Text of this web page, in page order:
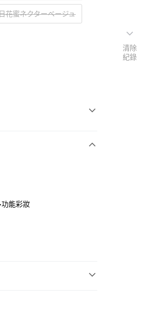
花蜜ネクターベージュ
能彩妝
清除
紀錄